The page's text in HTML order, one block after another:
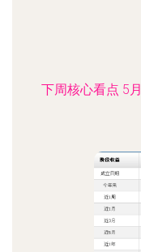
下周核心看点 5